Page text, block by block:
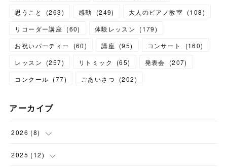
思うこと
(263) 感動 (249) 大人のピアノ教室 (108)
リコーダー講座 (60) 体験レッスン (179)
お祝いパーティー
(60) 講座 (95) コンサート (160)
レッスン
(257) リトミック (65) 発表会 (207)
コンクール (77) ごあいさつ (202)
アーカイブ
2026 (8)
(1)
2025 (12)